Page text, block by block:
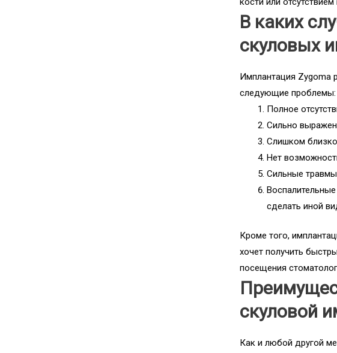
В каких
скуловых
Имплантация Zygoma
следующие проблемы:
Полное
Сильно
Слишком
Нет
Сильные
сделать иной
Кроме того,
хочет получить
посещения
скуловой
Как и любой другой